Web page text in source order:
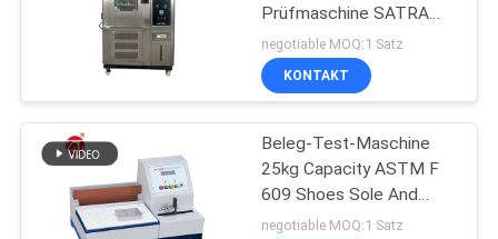
SITEMAP
PRIVACY
POLICY
Prüfmaschine SATRA
TM92 für Fußbekleidung
negotiable MOQ:1 Satz
KONTAKT
Beleg-Test-Maschine
25kg Capacity ASTM F
609 Shoes Sole And
Heel Limited
negotiable MOQ:1 Satz